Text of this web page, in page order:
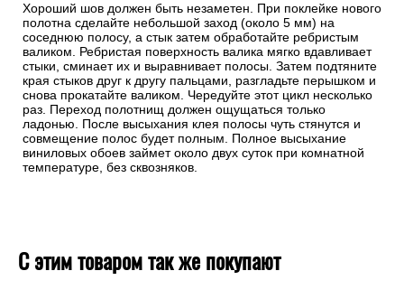
Хороший шов должен быть незаметен. При поклейке нового
полотна сделайте небольшой заход (около 5 мм) на
соседнюю полосу, а стык затем обработайте ребристым
валиком. Ребристая поверхность валика мягко вдавливает
стыки, сминает их и выравнивает полосы. Затем подтяните
края стыков друг к другу пальцами, разгладьте перышком и
снова прокатайте валиком. Чередуйте этот цикл несколько
раз. Переход полотнищ должен ощущаться только
ладонью. После высыхания клея полосы чуть стянутся и
совмещение полос будет полным. Полное высыхание
виниловых обоев займет около двух суток при комнатной
температуре, без сквозняков.
С этим товаром так же покупают